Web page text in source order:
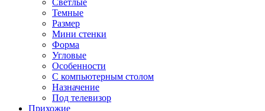
Светлые
Темные
Размер
Мини стенки
Форма
Угловые
Особенности
С компьютерным столом
Назначение
Под телевизор
Прихожие